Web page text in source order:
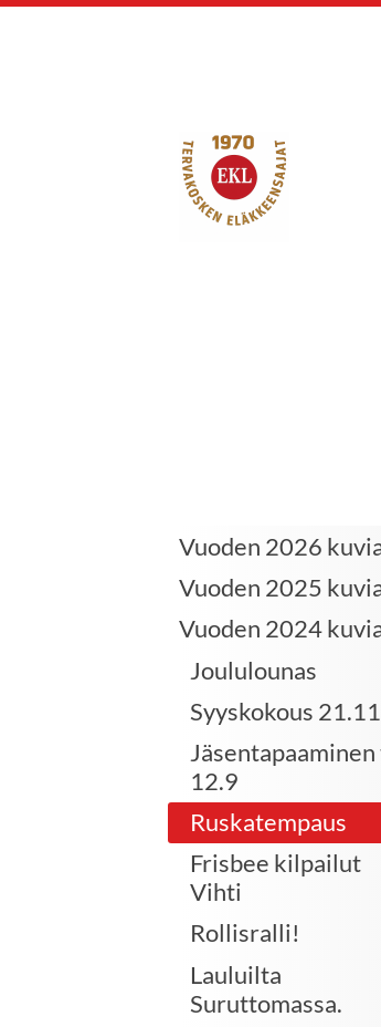
Vuoden 2026
Vuoden 2025
Vuoden 2024
Joululounas
Syyskokous 21.11
Jäsentapaaminen
12.9
Ruskatempaus
Frisbee kilpailut
Vihti
Rollisralli!
Lauluilta
Suruttomassa.